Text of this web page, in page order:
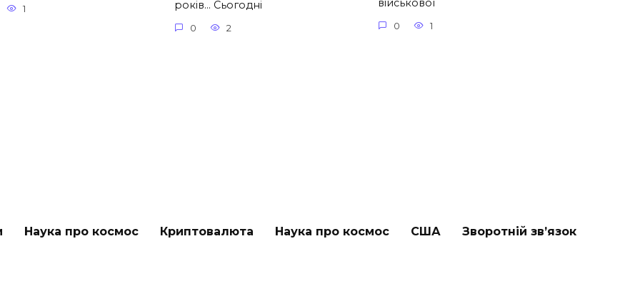
1
років… Сьогодні
0 2
військової
0 1
Наука про космос Криптовалюта Наука про космос США Зворотній зв’язок